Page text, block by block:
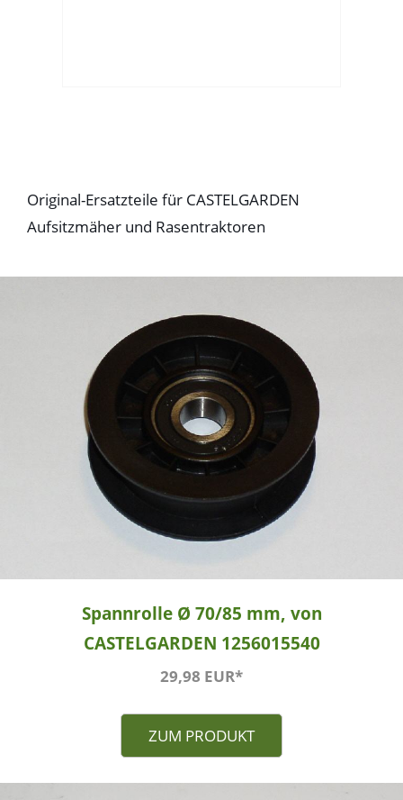
Original-Ersatzteile für CASTELGARDEN
Aufsitzmäher und Rasentraktoren
Spannrolle Ø 70/85 mm, von
CASTELGARDEN 1256015540
29,98 EUR*
ZUM PRODUKT